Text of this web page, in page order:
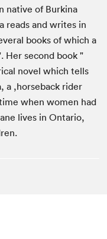
native of Burkina
reads and writes in
books of which a
Her second book "
novel which tells
a ,horseback rider
when women had
lives in Ontario,